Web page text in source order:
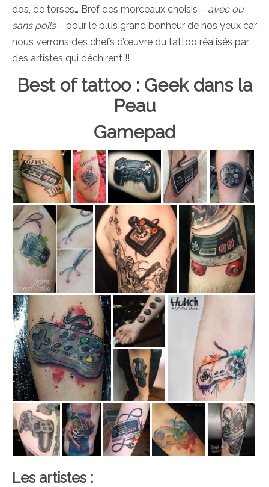
dos, de torses… Bref des morceaux choisis – avec ou
sans poils– pour le plus grand bonheur de nos yeux car
nous verrons des chefs d’œuvre du tattoo réalisés par
des artistes qui déchirent !!
Best of tattoo : Geek dans la
Peau
Gamepad
Les artistes :